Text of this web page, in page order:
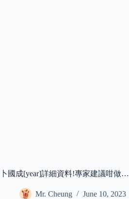
卜國成[year]詳細資料!專家建議咁做…
Mr. Cheung June 10, 2023